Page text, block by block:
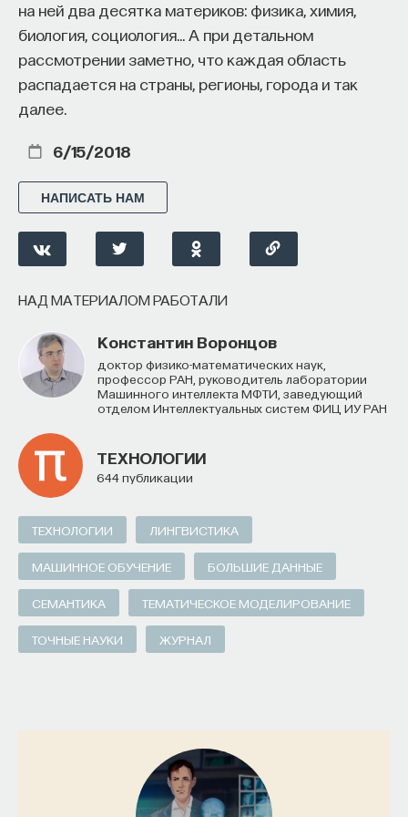
на ней два десятка материков: физика, химия,
биология, социология… А при детальном
рассмотрении заметно, что каждая область
распадается на страны, регионы, города и так
далее.
6/15/2018
НАПИСАТЬ НАМ
НАД МАТЕРИАЛОМ РАБОТАЛИ
Константин Воронцов
доктор физико-математических наук,
профессор РАН, руководитель лаборатории
Машинного интеллекта МФТИ, заведующий
отделом Интеллектуальных систем ФИЦ ИУ РАН
ТЕХНОЛОГИИ
644 публикации
ТЕХНОЛОГИИ ЛИНГВИСТИКА
МАШИННОЕ ОБУЧЕНИЕ БОЛЬШИЕ ДАННЫЕ
СЕМАНТИКА ТЕМАТИЧЕСКОЕ МОДЕЛИРОВАНИЕ
ТОЧНЫЕ НАУКИ ЖУРНАЛ